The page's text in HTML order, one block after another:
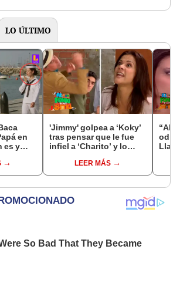
LO ÚLTIMO
en
es y
'Jimmy' golpea a ‘Koky’
tras pensar que le fue
infiel a ‘Charito’ y lo
‘AFHS’LEER MÁS